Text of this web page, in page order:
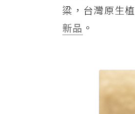
粱，台灣原生
新品 。